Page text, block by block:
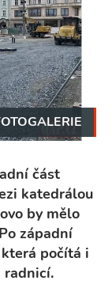
část
katedrálou
by mělo
západní
počítá i
radnicí.